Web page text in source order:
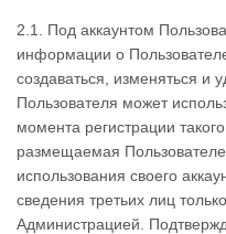
2.1. Под аккаунтом
информации о
создаваться, изменяться и
Пользователя может
момента регистрации
размещаемая
использования своего
сведения третьих лиц
Администрацией.